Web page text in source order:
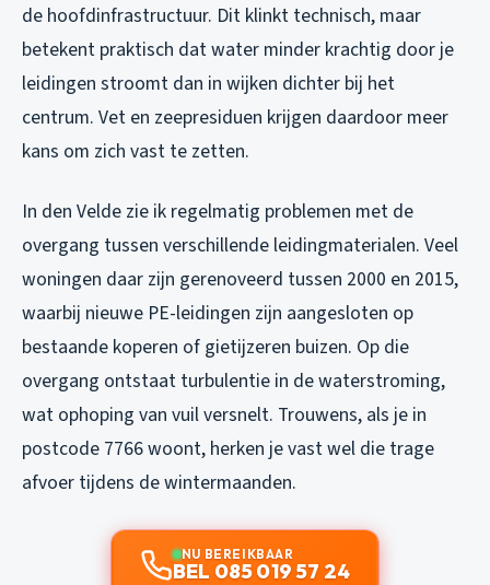
de hoofdinfrastructuur. Dit klinkt technisch, maar
betekent praktisch dat water minder krachtig door je
leidingen stroomt dan in wijken dichter bij het
centrum. Vet en zeepresiduen krijgen daardoor meer
kans om zich vast te zetten.
In den Velde zie ik regelmatig problemen met de
overgang tussen verschillende leidingmaterialen. Veel
woningen daar zijn gerenoveerd tussen 2000 en 2015,
waarbij nieuwe PE-leidingen zijn aangesloten op
bestaande koperen of gietijzeren buizen. Op die
overgang ontstaat turbulentie in de waterstroming,
wat ophoping van vuil versnelt. Trouwens, als je in
postcode 7766 woont, herken je vast wel die trage
afvoer tijdens de wintermaanden.
NU BEREIKBAAR
BEL 085 019 57 24